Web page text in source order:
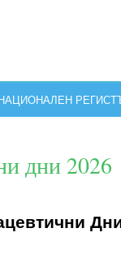
НАЦИОНАЛЕН
дни 2026